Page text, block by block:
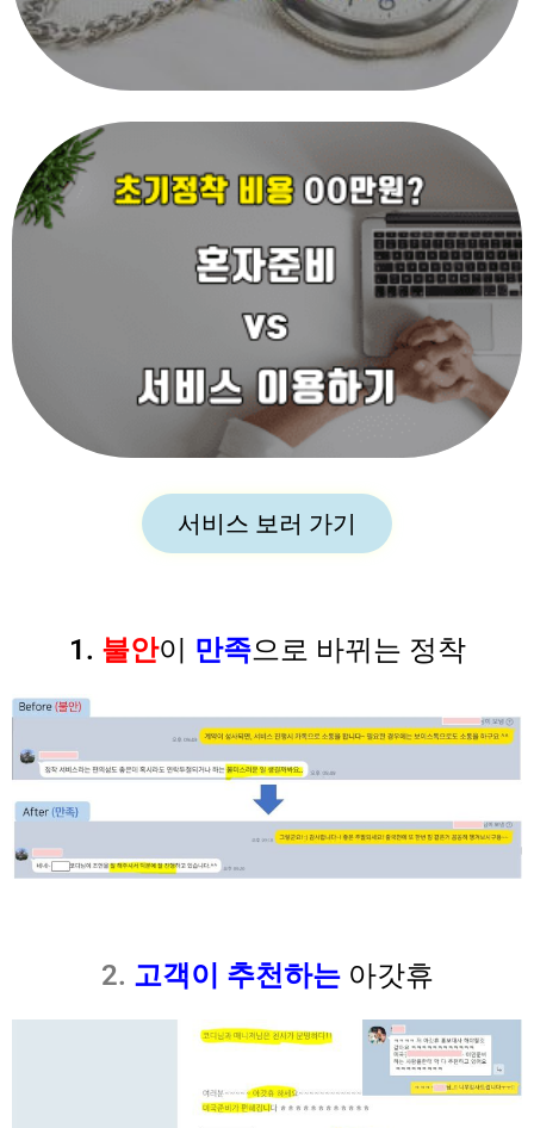
서비스 보러 가기
1. 불안이 만족으로 바뀌는 정착
2. 고객이 추천하는 아갓휴